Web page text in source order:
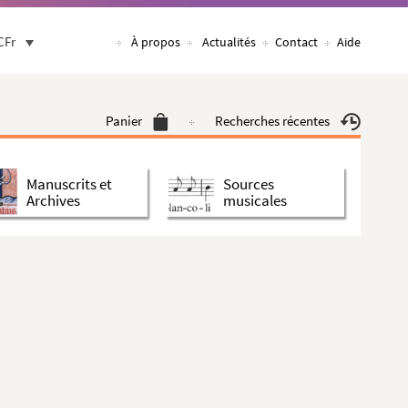
À propos Actualités Contact Aide
Panier Recherches récentes
Manuscrits et
Archives
Sources
musicales